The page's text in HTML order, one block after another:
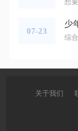
07-23
少
关于我们